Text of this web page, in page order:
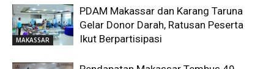
MAKASSAR
PDAM Makassar dan Karang Taruna
Gelar Donor Darah, Ratusan Peserta
Ikut Berpartisipasi